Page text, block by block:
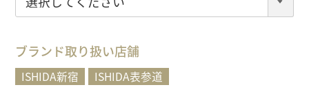
ブランド取り扱い店舗
ISHIDA新宿 ISHIDA表参道